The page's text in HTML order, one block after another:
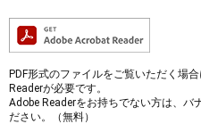
PDF形式のファイルをご覧いただく場
Readerが必要です。
Adobe Readerをお持ちでない方は、バ
ださい。（無料）